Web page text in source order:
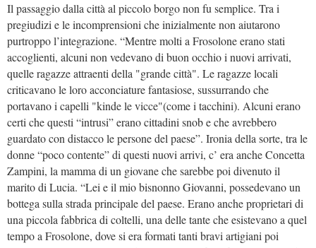
Il passaggio dalla città al piccolo borgo non fu semplice. Tra i
pregiudizi e le incomprensioni che inizialmente non aiutarono
purtroppo l’integrazione. “Mentre molti a Frosolone erano stati
accoglienti, alcuni non vedevano di buon occhio i nuovi arrivati,
quelle ragazze attraenti della "grande città". Le ragazze locali
criticavano le loro acconciature fantasiose, sussurrando che
portavano i capelli "kinde le vicce"(come i tacchini). Alcuni erano
certi che questi “intrusi” erano cittadini snob e che avrebbero
guardato con distacco le persone del paese”. Ironia della sorte, tra le
donne “poco contente” di questi nuovi arrivi, c’ era ancheConcetta
Zampini, la mamma di un giovane che sarebbe poi divenuto il
marito di Lucia. “Lei e il mio bisnonno Giovanni, possedevano un
bottega sulla strada principale del paese. Erano anche proprietari di
una piccola fabbrica di coltelli, una delle tante che esistevano a quel
tempo a Frosolone, dove si era formati tanti bravi artigiani poi